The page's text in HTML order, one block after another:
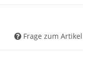
Frage zum Artikel